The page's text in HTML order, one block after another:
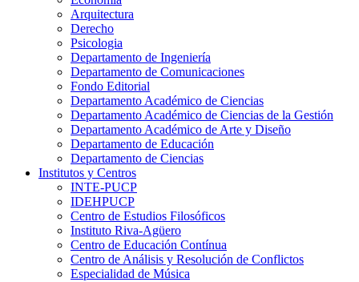
Arquitectura
Derecho
Psicologia
Departamento de Ingeniería
Departamento de Comunicaciones
Fondo Editorial
Departamento Académico de Ciencias
Departamento Académico de Ciencias de la Gestión
Departamento Académico de Arte y Diseño
Departamento de Educación
Departamento de Ciencias
Institutos y Centros
INTE-PUCP
IDEHPUCP
Centro de Estudios Filosóficos
Instituto Riva-Agüero
Centro de Educación Contínua
Centro de Análisis y Resolución de Conflictos
Especialidad de Música